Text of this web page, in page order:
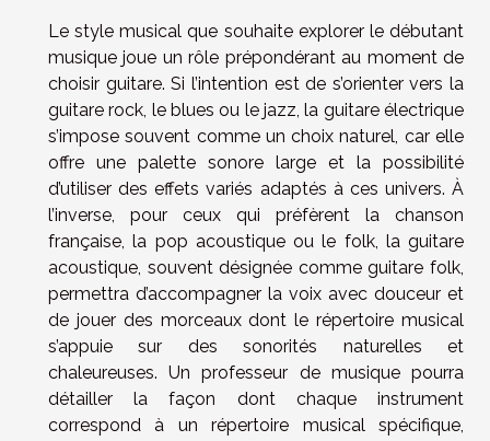
Le style musical que souhaite explorer le débutant
musique joue un rôle prépondérant au moment de
choisir guitare. Si l’intention est de s’orienter vers la
guitare rock, le blues ou le jazz, la guitare électrique
s’impose souvent comme un choix naturel, car elle
offre une palette sonore large et la possibilité
d’utiliser des effets variés adaptés à ces univers. À
l’inverse, pour ceux qui préfèrent la chanson
française, la pop acoustique ou le folk, la guitare
acoustique, souvent désignée comme guitare folk,
permettra d’accompagner la voix avec douceur et
de jouer des morceaux dont le répertoire musical
s’appuie sur des sonorités naturelles et
chaleureuses. Un professeur de musique pourra
détailler la façon dont chaque instrument
correspond à un répertoire musical spécifique,